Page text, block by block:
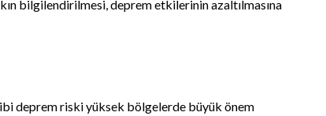
bilgilendirilmesi, deprem etkilerinin azaltılmasına
deprem riski yüksek bölgelerde büyük önem